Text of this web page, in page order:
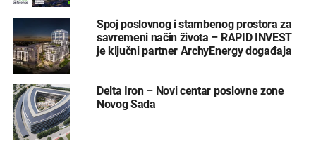
Spoj poslovnog i stambenog prostora za
savremeni način života – RAPID INVEST
je ključni partner ArchyEnergy događaja
Delta Iron – Novi centar poslovne zone
Novog Sada